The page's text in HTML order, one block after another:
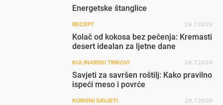
Energetske štanglice
RECEPT 29.7.2026
Kolač od kokosa bez pečenja: Kremasti
desert idealan za ljetne dane
KULINARSKI TRIKOVI 29.7.2026
Savjeti za savršen roštilj: Kako pravilno
ispeći meso i povrće
KORISNI SAVJETI 29.7.2026